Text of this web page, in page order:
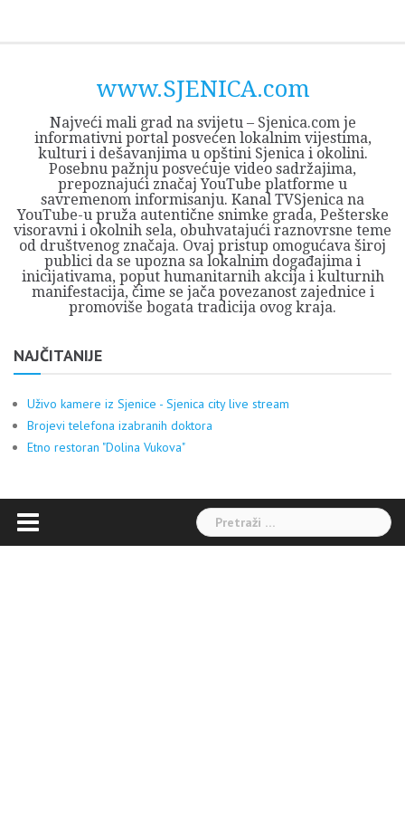
www.SJENICA.com
Najveći mali grad na svijetu – Sjenica.com je
informativni portal posvećen lokalnim vijestima,
kulturi i dešavanjima u opštini Sjenica i okolini.
Posebnu pažnju posvećuje video sadržajima,
prepoznajući značaj YouTube platforme u
savremenom informisanju. Kanal TVSjenica na
YouTube-u pruža autentične snimke grada, Pešterske
visoravni i okolnih sela, obuhvatajući raznovrsne teme
od društvenog značaja. Ovaj pristup omogućava široj
publici da se upozna sa lokalnim događajima i
inicijativama, poput humanitarnih akcija i kulturnih
manifestacija, čime se jača povezanost zajednice i
promoviše bogata tradicija ovog kraja.
NAJČITANIJE
Uživo kamere iz Sjenice - Sjenica city live stream
Brojevi telefona izabranih doktora
Etno restoran "Dolina Vukova"
Pretraga: